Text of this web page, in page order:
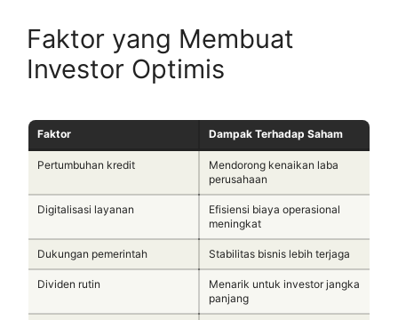
Faktor yang Membuat
Investor Optimis
Faktor Dampak Terhadap Saham
Pertumbuhan kredit
Mendorong kenaikan laba
perusahaan
Digitalisasi layanan
Efisiensi biaya operasional
meningkat
Dukungan pemerintah Stabilitas bisnis lebih terjaga
Dividen rutin
Menarik untuk investor jangka
panjang